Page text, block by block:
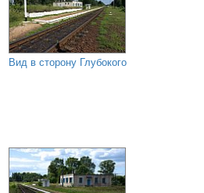
Вид в сторону Глубокого